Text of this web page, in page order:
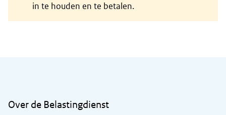
in te houden en te betalen.
Over de Belastingdienst